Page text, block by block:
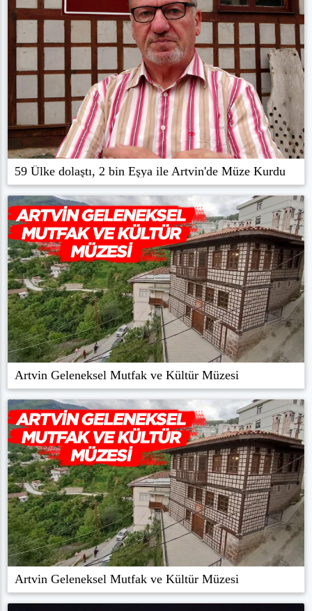
59 Ülke dolaştı, 2 bin Eşya ile Artvin'de Müze Kurdu
Artvin Geleneksel Mutfak ve Kültür Müzesi
Artvin Geleneksel Mutfak ve Kültür Müzesi